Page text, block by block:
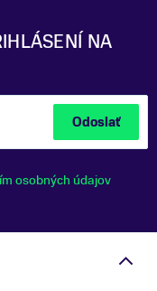
NA
Odoslať
osobných údajov